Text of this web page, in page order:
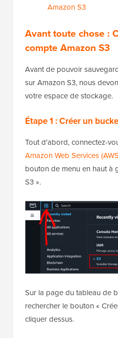
Amazon S3
Avant toute chose :
compte Amazon S3
Avant de pouvoir
sur Amazon S3, nous
votre espace de stockage.
Étape 1 : Créer un
Tout d'abord, connectez-
Amazon Web Services
bouton de menu en haut à
S3 ».
Sur la page du tableau de
rechercher le bouton «
cliquer dessus.